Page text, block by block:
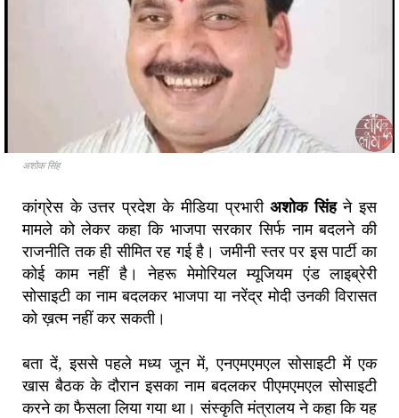
अशोक सिंह
कांग्रेस के उत्तर प्रदेश के मीडिया प्रभारीअशोक सिंहने इस
मामले को लेकर कहा कि भाजपा सरकार सिर्फ नाम बदलने की
राजनीति तक ही सीमित रह गई है। जमीनी स्तर पर इस पार्टी का
कोई काम नहीं है। नेहरू मेमोरियल म्यूजियम एंड लाइब्रेरी
सोसाइटी का नाम बदलकर भाजपा या नरेंद्र मोदी उनकी विरासत
को ख़त्म नहीं कर सकती।
बता दें, इससे पहले मध्य जून में, एनएमएमएल सोसाइटी में एक
खास बैठक के दौरान इसका नाम बदलकर पीएमएमएल सोसाइटी
करने का फैसला लिया गया था। संस्कृति मंत्रालय ने कहा कि यह